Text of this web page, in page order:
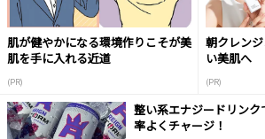
肌が健やかになる環境作りこそが美
肌を手に入れる近道
(PR)
朝クレン
い美肌へ
(PR)
整い系エナジードリン
率よくチャージ！